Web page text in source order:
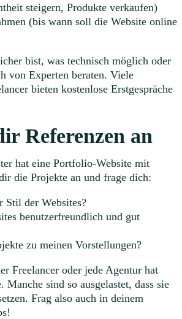
steigern, Produkte verkaufen)
(bis wann soll die Website online
bist, was technisch möglich oder
von Experten beraten. Viele
bieten kostenlose Erstgespräche
Referenzen an
hat eine Portfolio-Website mit
die Projekte an und frage dich:
Stil der Websites?
benutzerfreundlich und gut
zu meinen Vorstellungen?
Freelancer oder jede Agentur hat
Manche sind so ausgelastet, dass sie
Frag also auch in deinem